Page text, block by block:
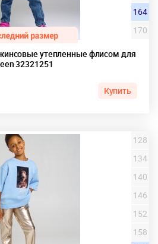
утепленные флисом для
32321251
164
170
Купить
128
134
140
146
152
158